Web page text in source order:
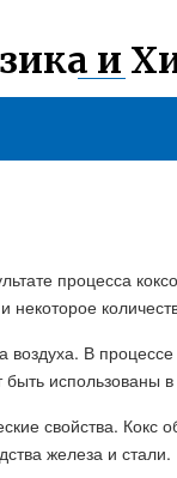
и
процесса
некоторое
воздуха. В процессе
быть использованы
свойства. Кокс
железа и стали.